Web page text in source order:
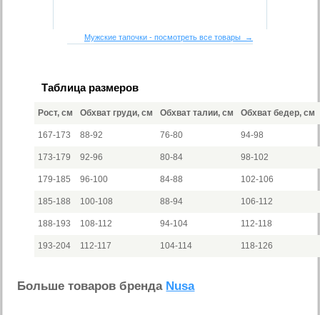
Мужские тапочки - посмотреть все товары →
Таблица размеров
Рост, см Обхват груди, см Обхват талии, см Обхват бедер, см
167-173 88-92 76-80 94-98
173-179 92-96 80-84 98-102
179-185 96-100 84-88 102-106
185-188 100-108 88-94 106-112
188-193 108-112 94-104 112-118
193-204 112-117 104-114 118-126
Больше товаров бренда Nusa